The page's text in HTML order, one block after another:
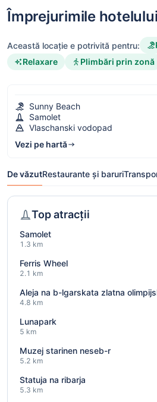
Împrejurimile hotelului
Această locație e potrivită pentru:
Relaxare
Plimbări prin zonă
Sunny Beach
Samolet
Vlaschanski vodopad
Vezi pe hartă
De văzutRestaurante și baruri
Top atracții
Samolet
1.3 km
Ferris Wheel
2.1 km
Aleja na b-lgarskata zlatna
4.8 km
Lunapark
5 km
Muzej starinen neseb-r
5.2 km
Statuja na ribarja
5.3 km